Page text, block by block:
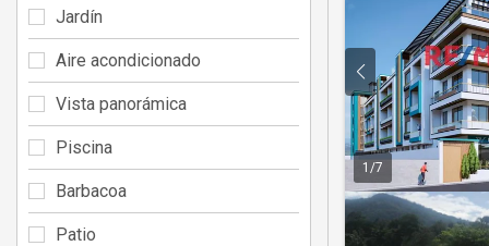
1 /7
Jardín
Aire acondicionado
Vista panorámica
Piscina
Barbacoa
Patio